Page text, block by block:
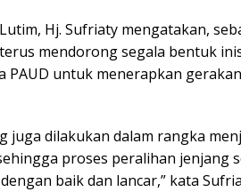
Hj. Sufriaty mengatakan,
mendorong segala bentuk
untuk menerapkan
juga dilakukan dalam rangka
proses peralihan jenjang
baik dan lancar,” kata